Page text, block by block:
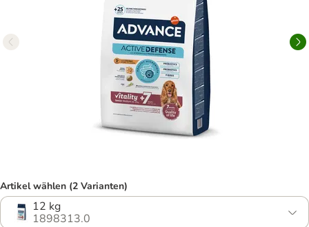
Artikel wählen (2 Varianten)
12 kg
1898313.0